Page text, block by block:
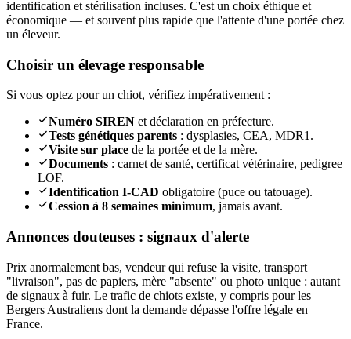
identification et stérilisation incluses. C'est un choix éthique et
économique — et souvent plus rapide que l'attente d'une portée chez
un éleveur.
Choisir un élevage responsable
Si vous optez pour un chiot, vérifiez impérativement :
Numéro SIREN et déclaration en préfecture.
Tests génétiques parents : dysplasies, CEA, MDR1.
Visite sur place de la portée et de la mère.
Documents : carnet de santé, certificat vétérinaire, pedigree
LOF.
Identification I-CAD obligatoire (puce ou tatouage).
Cession à 8 semaines minimum, jamais avant.
Annonces douteuses : signaux d'alerte
Prix anormalement bas, vendeur qui refuse la visite, transport
"livraison", pas de papiers, mère "absente" ou photo unique : autant
de signaux à fuir. Le trafic de chiots existe, y compris pour les
Bergers Australiens dont la demande dépasse l'offre légale en
France.